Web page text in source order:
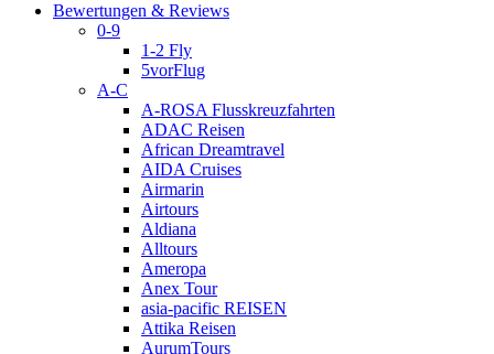
Bewertungen & Reviews
0-9
1-2 Fly
5vorFlug
A-C
A-ROSA Flusskreuzfahrten
ADAC Reisen
African Dreamtravel
AIDA Cruises
Airmarin
Airtours
Aldiana
Alltours
Ameropa
Anex Tour
asia-pacific REISEN
Attika Reisen
AurumTours